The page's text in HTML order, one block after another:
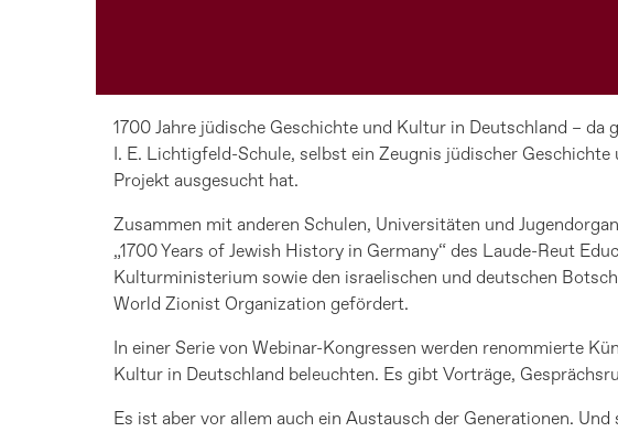
1700 Jahre jüdische Geschichte und Kultur in Deutschland –
I. E. Lichtigfeld-Schule, selbst ein Zeugnis jüdischer
Projekt ausgesucht hat.
Zusammen mit anderen Schulen, Universitäten und
„1700 Years of Jewish History in Germany“ des Laude-Reut
Kulturministerium sowie den israelischen und deutschen
World Zionist Organization gefördert.
In einer Serie von Webinar-Kongressen werden renommierte
Kultur in Deutschland beleuchten. Es gibt Vorträge,
Es ist aber vor allem auch ein Austausch der Generationen.